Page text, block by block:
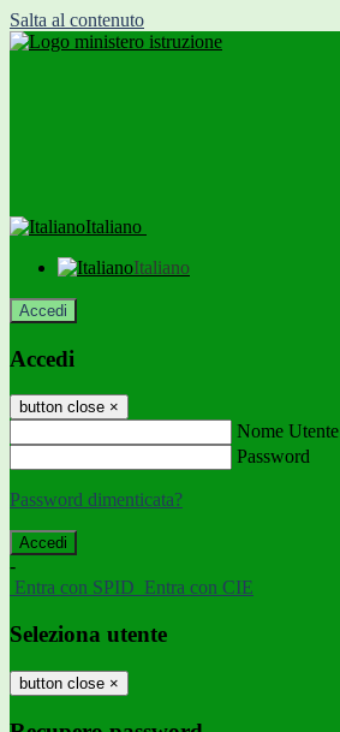
Salta al contenuto
Italiano
Italiano
Accedi
Accedi
button close ×
Nome Utente
Password
Password dimenticata?
-
Entra con SPID Entra con CIE
Seleziona utente
button close ×